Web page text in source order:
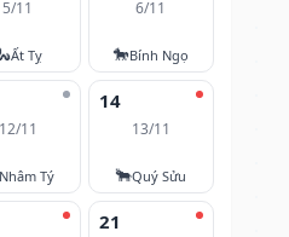
5/11
Ất Tỵ
6/11
🐎Bính Ngọ
12/11
Nhâm Tý
14
13/11
🐂Quý Sửu
21